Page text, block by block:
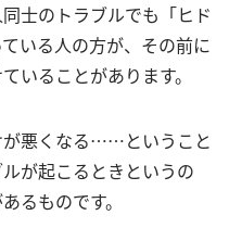
士のトラブルでも「ヒド
いる人の方が、その前に
いることがあります。
が悪くなる……ということ
が起こるときというの
るものです。